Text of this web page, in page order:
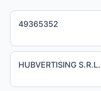
49365352
HUBVERTISING S.R.L.